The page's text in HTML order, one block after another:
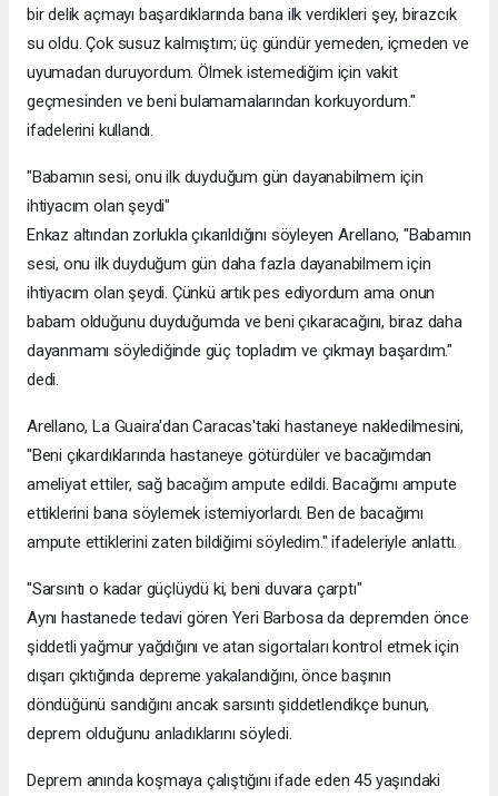
bir delik açmayı başardıklarında bana ilk verdikleri şey, birazcık
su oldu. Çok susuz kalmıştım; üç gündür yemeden, içmeden ve
uyumadan duruyordum. Ölmek istemediğim için vakit
geçmesinden ve beni bulamamalarından korkuyordum."
ifadelerini kullandı.
"Babamın sesi, onu ilk duyduğum gün dayanabilmem için
ihtiyacım olan şeydi"
Enkaz altından zorlukla çıkarıldığını söyleyen Arellano, "Babamın
sesi, onu ilk duyduğum gün daha fazla dayanabilmem için
ihtiyacım olan şeydi. Çünkü artık pes ediyordum ama onun
babam olduğunu duyduğumda ve beni çıkaracağını, biraz daha
dayanmamı söylediğinde güç topladım ve çıkmayı başardım."
dedi.
Arellano, La Guaira'dan Caracas'taki hastaneye nakledilmesini,
"Beni çıkardıklarında hastaneye götürdüler ve bacağımdan
ameliyat ettiler, sağ bacağım ampute edildi. Bacağımı ampute
ettiklerini bana söylemek istemiyorlardı. Ben de bacağımı
ampute ettiklerini zaten bildiğimi söyledim." ifadeleriyle anlattı.
"Sarsıntı o kadar güçlüydü ki, beni duvara çarptı"
Aynı hastanede tedavi gören Yeri Barbosa da depremden önce
şiddetli yağmur yağdığını ve atan sigortaları kontrol etmek için
dışarı çıktığında depreme yakalandığını, önce başının
döndüğünü sandığını ancak sarsıntı şiddetlendikçe bunun,
deprem olduğunu anladıklarını söyledi.
Deprem anında koşmaya çalıştığını ifade eden 45 yaşındaki